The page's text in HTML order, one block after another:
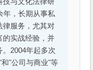
年，长期从事私
律服务，尤其对
的实战经验，并
2004年起多次
和"公司与商业"等